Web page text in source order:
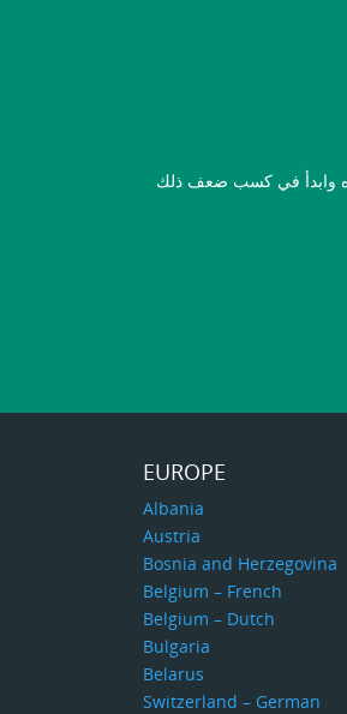
EUROPE
Albania
Austria
Bosnia and Herzegovina
Belgium – French
Belgium – Dutch
Bulgaria
Belarus
Switzerland – German